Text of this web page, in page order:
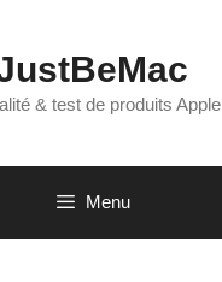
& test de produits Apple
Menu